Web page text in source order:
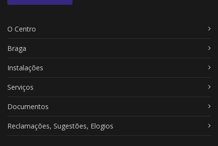
O Centro
Braga
Instalações
Serviços
Documentos
Reclamações, Sugestões, Elogios